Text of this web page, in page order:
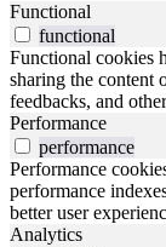
Functional
functional
Functional cookies
sharing the content
feedbacks, and
Performance
performance
Performance
performance
better user
Analytics